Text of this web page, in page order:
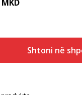
MKD
Shtoni në